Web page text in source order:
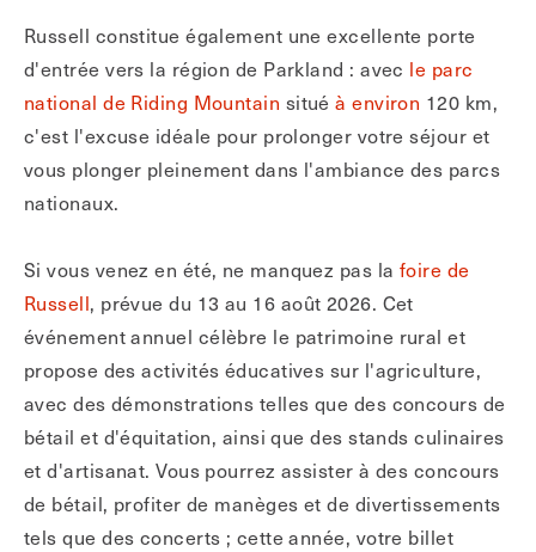
Russell constitue également une excellente porte
d'entrée vers la région de Parkland : avec le parc
national de Riding Mountain situéà environ 120 km,
c'est l'excuse idéale pour prolonger votre séjour et
vous plonger pleinement dans l'ambiance des parcs
nationaux.
Si vous venez en été, ne manquez pas lafoire de
Russell, prévue du 13 au 16 août 2026. Cet
événement annuel célèbre le patrimoine rural et
propose des activités éducatives sur l'agriculture,
avec des démonstrations telles que des concours de
bétail et d'équitation, ainsi que des stands culinaires
et d'artisanat. Vous pourrez assister à des concours
de bétail, profiter de manèges et de divertissements
tels que des concerts ; cette année, votre billet